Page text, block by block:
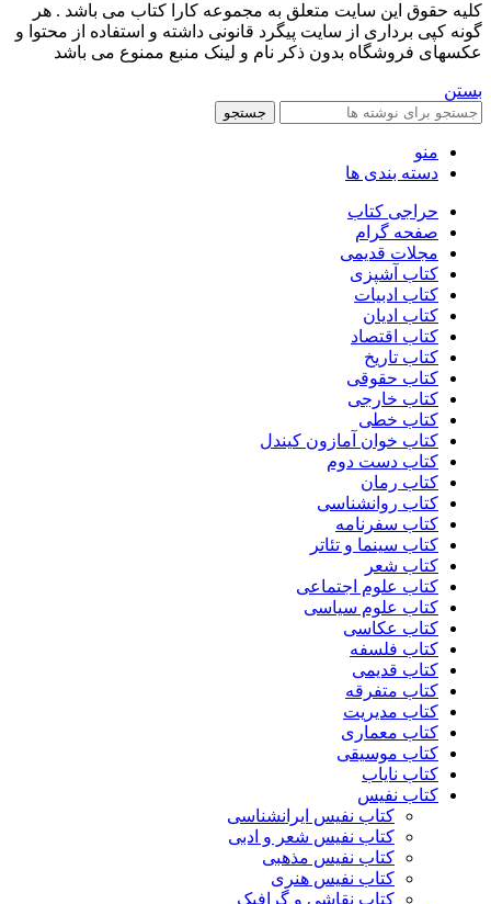
کليه حقوق اين سايت متعلق به مجموعه کارا کتاب می باشد . هر
گونه کپی برداری از سایت پیگرد قانونی داشته و استفاده از محتوا و
عکسهای فروشگاه بدون ذکر نام و لینک منبع ممنوع می باشد
بستن
جستجو
منو
دسته بندی ها
حراجی کتاب
صفحه گرام
مجلات قدیمی
کتاب آشپزی
کتاب ادبیات
کتاب ادیان
کتاب اقتصاد
کتاب تاریخ
کتاب حقوقی
کتاب خارجی
کتاب خطی
کتاب خوان آمازون کیندل
کتاب دست دوم
کتاب رمان
کتاب روانشناسی
کتاب سفرنامه
کتاب سینما و تئاتر
کتاب شعر
کتاب علوم اجتماعی
کتاب علوم سیاسی
کتاب عکاسی
کتاب فلسفه
کتاب قدیمی
کتاب متفرقه
کتاب مدیریت
کتاب معماری
کتاب موسیقی
کتاب نایاب
کتاب نفیس
کتاب نفیس ایرانشناسی
کتاب نفیس شعر و ادبی
کتاب نفیس مذهبی
کتاب نفیس هنری
کتاب نقاشی و گرافیک